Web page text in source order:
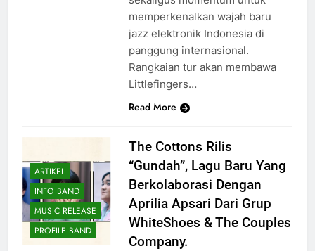
memperkenalkan wajah baru
jazz elektronik Indonesia di
panggung internasional.
Rangkaian tur akan membawa
Littlefingers…
Read More
ARTIKEL
INFO BAND
MUSIC RELEASE
PROFILE BAND
The Cottons Rilis
“Gundah”, Lagu Baru Yang
Berkolaborasi Dengan
Aprilia Apsari Dari Grup
WhiteShoes & The Couples
Company.